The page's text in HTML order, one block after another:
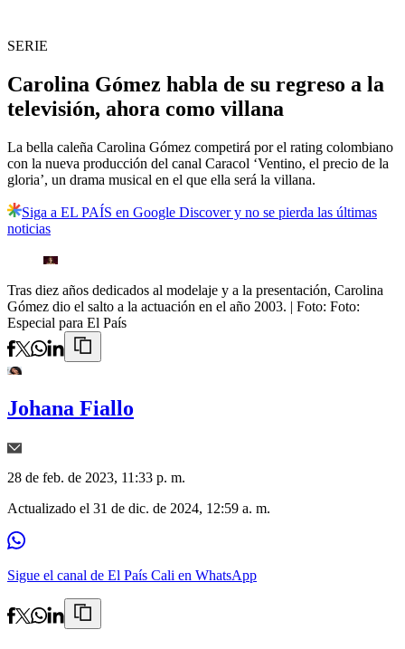
SERIE
Carolina Gómez habla de su regreso a la
televisión, ahora como villana
La bella caleña Carolina Gómez competirá por el rating colombiano
con la nueva producción del canal Caracol ‘Ventino, el precio de la
gloria’, un drama musical en el que ella será la villana.
Siga a EL PAÍS en Google Discover y no se pierda las últimas
noticias
Tras diez años dedicados al modelaje y a la presentación, Carolina
Gómez dio el salto a la actuación en el año 2003. | Foto: Foto:
Especial para El País
Johana Fiallo
28 de feb. de 2023, 11:33 p. m.
Actualizado el 31 de dic. de 2024, 12:59 a. m.
Sigue el canal de El País Cali en WhatsApp